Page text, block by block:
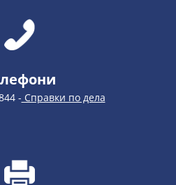
- Справки по дела